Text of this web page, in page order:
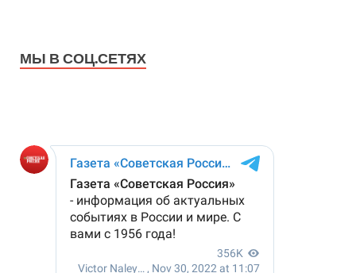
МЫ В СОЦ.СЕТЯХ